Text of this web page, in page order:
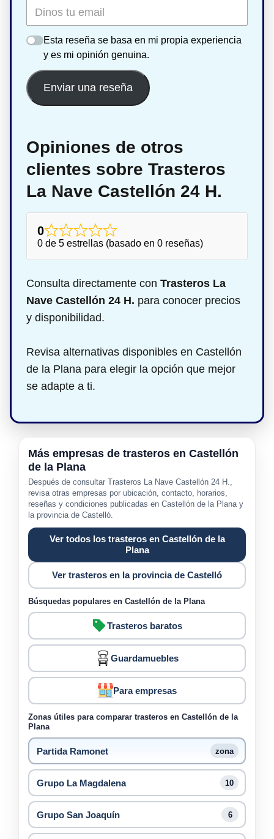
Esta reseña se basa en mi propia experiencia
y es mi opinión genuina.
Enviar una reseña
Opiniones de otros
clientes sobre Trasteros
La Nave Castellón 24 H.
0
0 de 5 estrellas (basado en 0 reseñas)
Consulta directamente con Trasteros La
Nave Castellón 24 H. para conocer precios
y disponibilidad.
Revisa alternativas disponibles en Castellón
de la Plana para elegir la opción que mejor
se adapte a ti.
Más empresas de trasteros en Castellón
de la Plana
Después de consultar Trasteros La Nave Castellón 24 H.,
revisa otras empresas por ubicación, contacto, horarios,
reseñas y condiciones publicadas en Castellón de la Plana y
la provincia de Castelló.
Ver todos los trasteros en Castellón de la
Plana
Ver trasteros en la provincia de Castelló
Búsquedas populares en Castellón de la Plana
Trasteros baratos
Guardamuebles
Para empresas
Zonas útiles para comparar trasteros en Castellón de la
Plana
Partida Ramonet zona
Grupo La Magdalena 10
Grupo San Joaquín 6